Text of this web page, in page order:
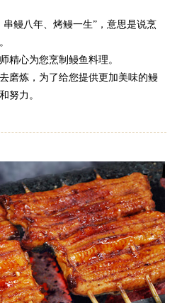
串鳗八年、烤鳗一生”，意思是说烹
精心为您烹制鳗鱼料理。
磨炼，为了给您提供更加美味的鳗
努力。